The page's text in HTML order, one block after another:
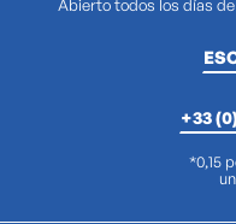
Abierto todos los días de
+33
*0,15